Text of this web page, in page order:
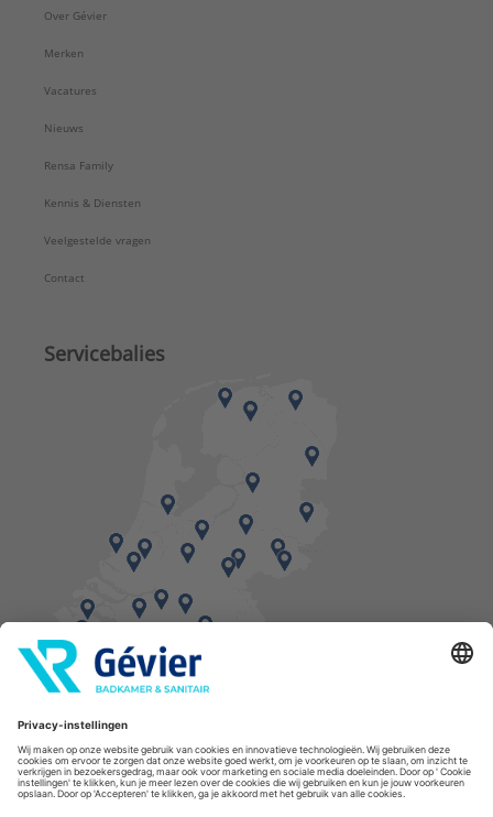
Over Gévier
Merken
Vacatures
Nieuws
Rensa Family
Kennis & Diensten
Veelgestelde vragen
Contact
Servicebalies
Vind een balie in de buurt
* Bestellingen geplaatst in het weekend worden, mits voorradig, dinsdag geleverd.